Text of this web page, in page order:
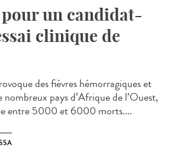
un candidat-
clinique de
des fièvres hémorragiques et
pays d’Afrique de l’Ouest,
entre 5000 et 6000 morts....